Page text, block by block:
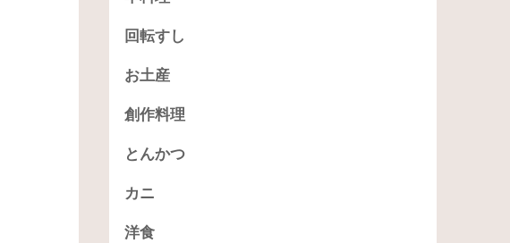
回転すし
お土産
創作料理
とんかつ
カニ
洋食